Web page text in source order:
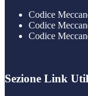
Codice
Codice
Codice
Sezione Link